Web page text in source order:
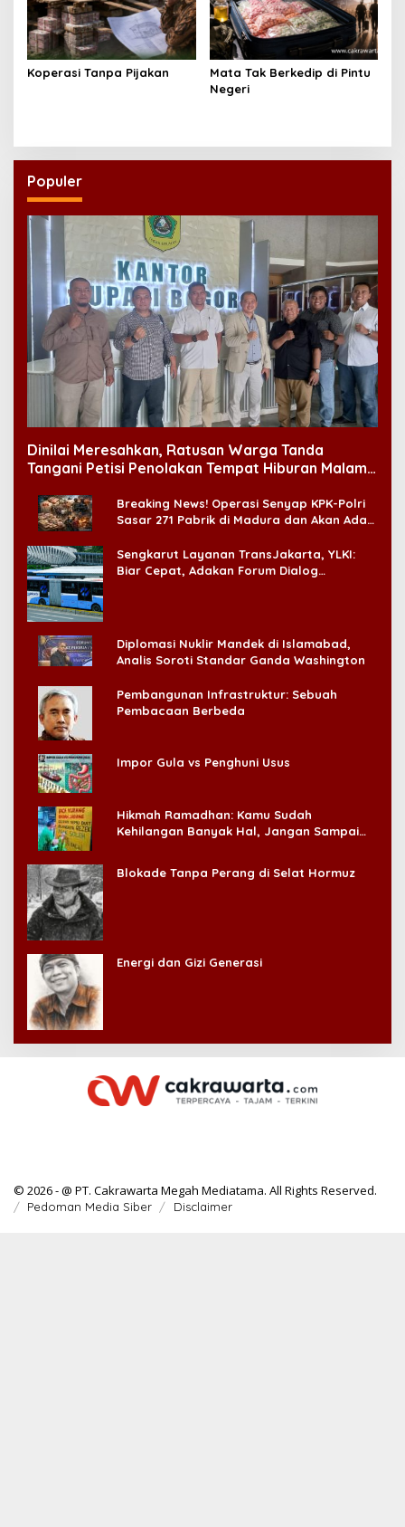
Koperasi Tanpa Pijakan
Mata Tak Berkedip di Pintu
Negeri
Populer
Dinilai Meresahkan, Ratusan Warga Tanda
Tangani Petisi Penolakan Tempat Hiburan Malam
Breaking News! Operasi Senyap KPK-Polri
Sasar 271 Pabrik di Madura dan Akan Ada
Sengkarut Layanan TransJakarta, YLKI:
Biar Cepat, Adakan Forum Dialog
Diplomasi Nuklir Mandek di Islamabad,
Analis Soroti Standar Ganda Washington
Pembangunan Infrastruktur: Sebuah
Pembacaan Berbeda
Impor Gula vs Penghuni Usus
Hikmah Ramadhan: Kamu Sudah
Kehilangan Banyak Hal, Jangan Sampai
Blokade Tanpa Perang di Selat Hormuz
Energi dan Gizi Generasi
© 2026 - @ PT. Cakrawarta Megah Mediatama. All Rights Reserved.
Pedoman Media Siber Disclaimer